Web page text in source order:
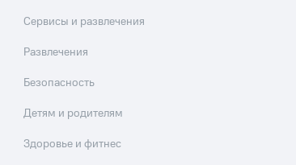
Сервисы и развлечения
Развлечения
Безопасность
Детям и родителям
Здоровье и фитнес